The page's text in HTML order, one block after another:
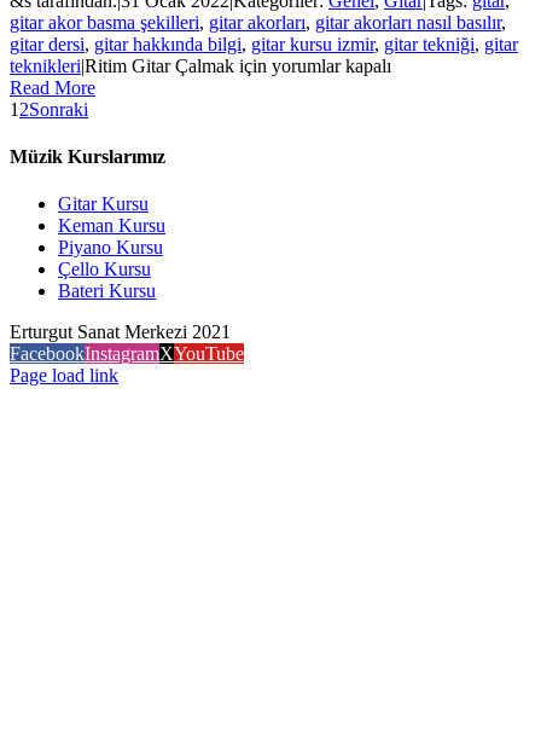
gitar akor basma şekilleri, gitar akorları, gitar akorları nasıl basılır,
gitar dersi, gitar hakkında bilgi, gitar kursu izmir, gitar tekniği, gitar
teknikleri|Ritim Gitar Çalmak için yorumlar kapalı
Read More
1 2Sonraki
Müzik Kurslarımız
Gitar Kursu
Keman Kursu
Piyano Kursu
Çello Kursu
Bateri Kursu
Erturgut Sanat Merkezi 2021
FacebookInstagramXYouTube
Page load link